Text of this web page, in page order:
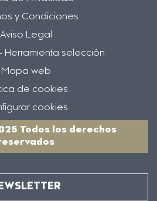
y Condiciones
Aviso Legal
Herramienta selección
Mapa web
de cookies
cookies
Todos los derechos